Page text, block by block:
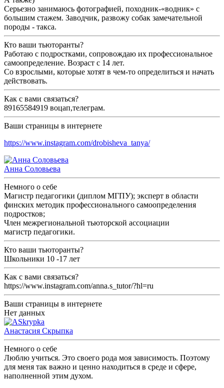
Серьезно занимаюсь фотографией, походник-«водник» с
большим стажем. Заводчик, развожу собак замечательной
породы - такса.
Кто ваши тьюторанты?
Работаю с подростками, сопровождаю их профессиональное
самоопределение. Возраст с 14 лет.
Со взрослыми, которые хотят в чем-то определиться и начать
действовать.
Как с вами связаться?
89165584919 воцап,телеграм.
Ваши страницы в интернете
https://www.instagram.com/drobisheva_tanya/
Анна Соловьева
Немного о себе
Магистр педагогики (диплом МГПУ); эксперт в области
финских методик профессионального самоопределения
подростков;
Член межрегиональной тьюторской ассоциации
магистр педагогики.
Кто ваши тьюторанты?
Школьники 10 -17 лет
Как с вами связаться?
https://www.instagram.com/anna.s_tutor/?hl=ru
Ваши страницы в интернете
Нет данных
Анастасия Скрыпка
Немного о себе
Люблю учиться. Это своего рода моя зависимость. Поэтому
для меня так важно и ценно находиться в среде и сфере,
наполненной этим духом.